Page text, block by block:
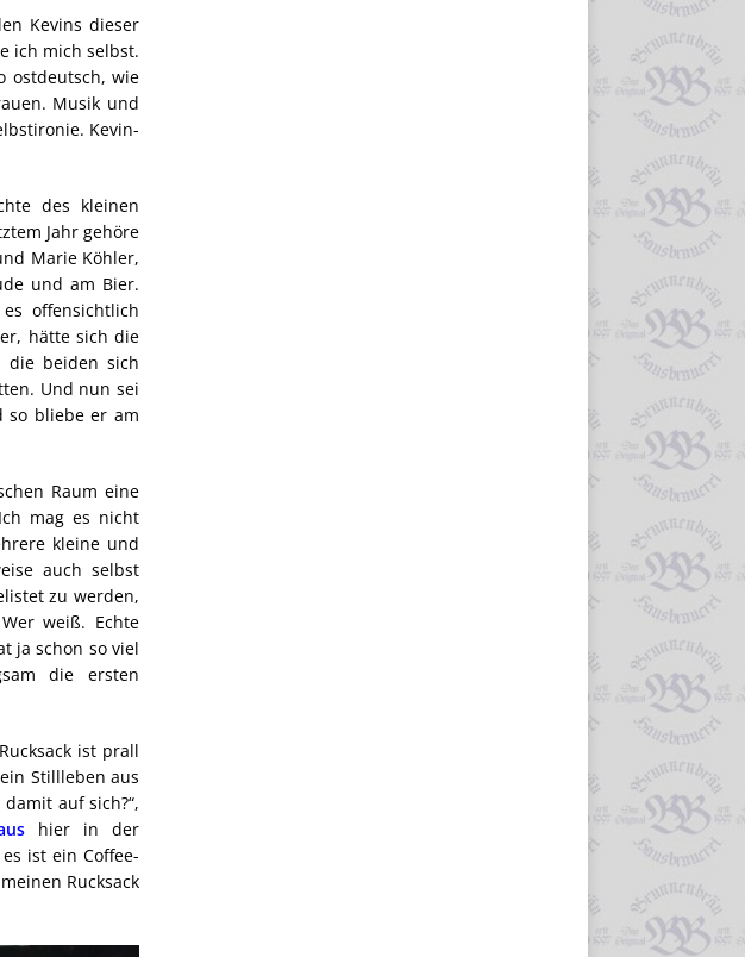
Kevins dieser
ich mich selbst.
ostdeutsch, wie
Musik und
Kevin-
des kleinen
Jahr gehöre
Marie Köhler,
und am Bier.
offensichtlich
hätte sich die
beiden sich
Und nun sei
so bliebe er am
Raum eine
mag es nicht
kleine und
auch selbst
zu werden,
weiß. Echte
ja schon so viel
die ersten
ist prall
Stillleben aus
auf sich?“,
hier in der
ist ein Coffee-
Rucksack